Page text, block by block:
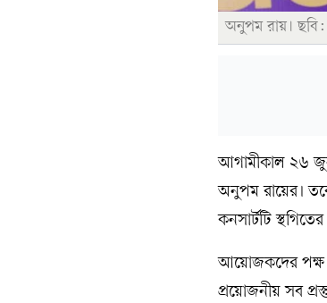
অনুপম রায়। ছবি:
আগামীকাল ২৬ জুন
অনুপম রায়ের।
কনসার্টটি
আয়োজকদের পক্ষ
প্রয়োজনীয় সব